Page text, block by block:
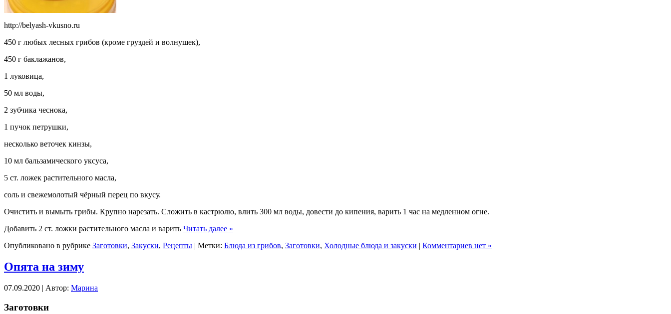
http://belyash-vkusno.ru
450 г любых лесных грибов (кроме груздей и волнушек),
450 г баклажанов,
1 луковица,
50 мл воды,
2 зубчика чеснока,
1 пучок петрушки,
несколько веточек кинзы,
10 мл бальзамического уксуса,
5 ст. ложек растительного масла,
соль и свежемолотый чёрный перец по вкусу.
Очистить и вымыть грибы. Крупно нарезать. Сложить в кастрюлю, влить 300 мл воды, довести до кипения, варить 1 час на медленном огне.
Добавить 2 ст. ложки растительного масла и варить Читать далее »
Опубликовано в рубрике Заготовки, Закуски, Рецепты | Метки: Блюда из грибов, Заготовки, Холодные блюда и закуски | Комментариев нет »
Опята на зиму
07.09.2020 | Автор: Марина
Заготовки